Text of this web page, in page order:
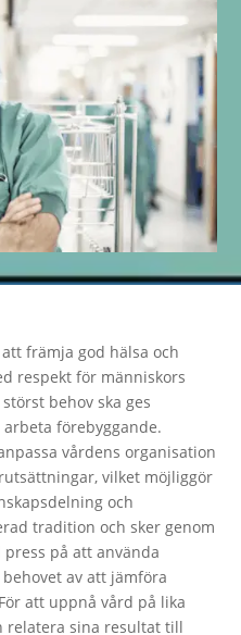
främja god hälsa och
respekt för människors
behov ska ges
förebyggande.
vårdens organisation
vilket möjliggör
och
tradition och sker genom
på att använda
av att jämföra
att uppnå vård på lika
relatera sina resultat till